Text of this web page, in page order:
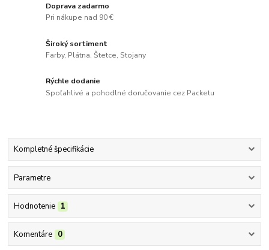
Doprava zadarmo
Pri nákupe nad 90 €
Široký sortiment
Farby, Plátna, Štetce, Stojany
Rýchle dodanie
Spoľahlivé a pohodlné doručovanie cez Packetu
Kompletné špecifikácie
Parametre
Hodnotenie 1
Komentáre 0